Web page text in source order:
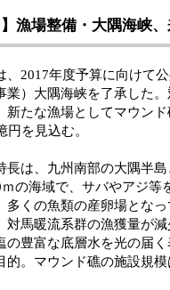
】漁場整備・大隅海峡
2017年度予算に向けて
業）大隅海峡を了承した
新たな漁場としてマウン
円を見込む。
は、九州南部の大隅半
の海域で、サバやアジ等
多くの魚類の産卵場となっ
馬暖流系群の漁獲量が
の豊富な底層水を光の届
的。マウンド礁の施設規